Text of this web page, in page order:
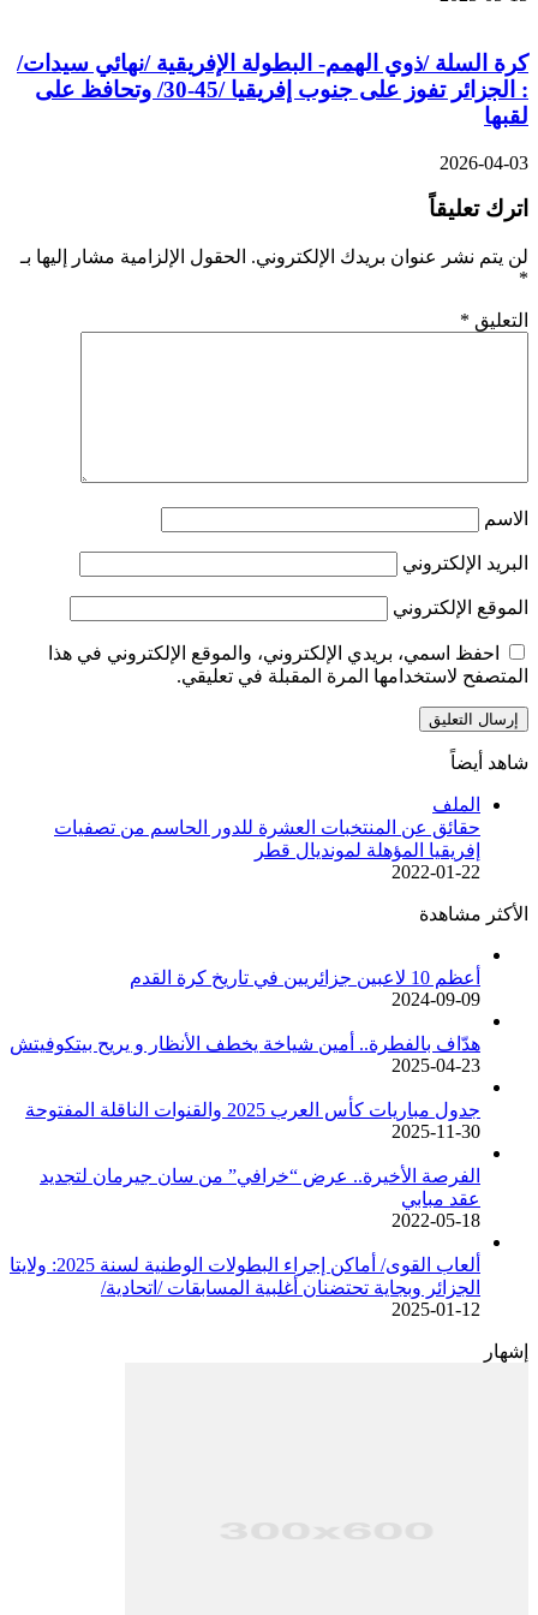
كرة السلة /ذوي الهمم- البطولة الإفريقية /نهائي سيدات/
: الجزائر تفوز على جنوب إفريقيا /45-30/ وتحافظ على
لقبها
2026-04-03
اترك تعليقاً
لن يتم نشر عنوان بريدك الإلكتروني. الحقول الإلزامية مشار إليها بـ
*
التعليق *
الاسم
البريد الإلكتروني
الموقع الإلكتروني
احفظ اسمي، بريدي الإلكتروني، والموقع الإلكتروني في هذا
المتصفح لاستخدامها المرة المقبلة في تعليقي.
شاهد أيضاً
الملف
حقائق عن المنتخبات العشرة للدور الحاسم من تصفيات
إفريقيا المؤهلة لمونديال قطر
2022-01-22
الأكثر مشاهدة
أعظم 10 لاعبين جزائريين في تاريخ كرة القدم
2024-09-09
هدّاف بالفطرة.. أمين شياخة يخطف الأنظار و يريح بيتكوفيتش
2025-04-23
جدول مباريات كأس العرب 2025 والقنوات الناقلة المفتوحة
2025-11-30
الفرصة الأخيرة.. عرض “خرافي” من سان جيرمان لتجديد
عقد مبابي
2022-05-18
ألعاب القوى/ أماكن إجراء البطولات الوطنية لسنة 2025: ولايتا
الجزائر وبجاية تحتضنان أغلبية المسابقات /اتحادية/
2025-01-12
إشهار